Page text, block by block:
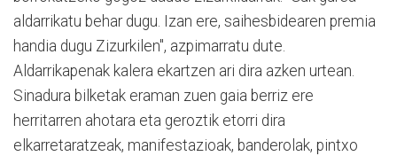
aldarrikatu behar dugu. Izan ere, saihesbidearen premia
handia dugu Zizurkilen", azpimarratu dute.
Aldarrikapenak kalera ekartzen ari dira azken urtean.
Sinadura bilketak eraman zuen gaia berriz ere
herritarren ahotara eta geroztik etorri dira
elkarretaratzeak, manifestazioak, banderolak, pintxo